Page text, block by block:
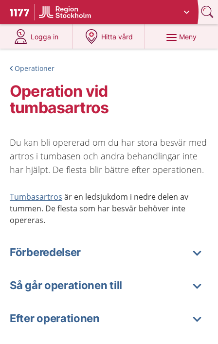
Till startsidan för 1177
Du har valt region
Logga in
på 1177.se
Hitta vård
på 1177.se
Meny
Operationer
Operation vid
tumbasartros
Du kan bli opererad om du har stora besvär med
artros i tumbasen och andra behandlingar inte
har hjälpt. De flesta blir bättre efter operationen.
Tumbasartros är en ledsjukdom i nedre delen av
tummen. De flesta som har besvär behöver inte
opereras.
Förberedelser
Så går operationen till
Efter operationen